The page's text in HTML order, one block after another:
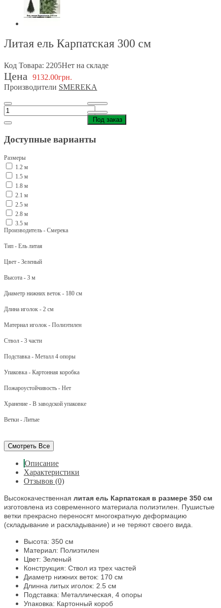
Литая ель Карпатская 300 см
Код Товара: 2205Нет на складе
Цена 9132.00грн.
Производители SMEREKA
Под заказ
Доступные варианты
Размеры
1.2 м
1.5 м
1.8 м
2.1 м
2.5 м
2.8 м
3.5 м
Производитель - Смерека
Тип - Ель литая
Цвет - Зеленый
Высота - 3 м
Диаметр нижних веток - 180 см
Длина иголок - 2 см
Материал иголок - Полиэтилен
Ствол - 3 части
Подставка - Металл 4 опоры
Упаковка - Картонная коробка
Пожароустойчивость - Нет
Хранение - В заводской упаковке
Ветки - Литые
Смотреть Все
Описание
Характеристики
Отзывов (0)
Высококачественная литая ель Карпатская в размере 350 см
изготовлена из современного материала полиэтилен. Пушистые
ветки прекрасно переносят многократную деформацию
(складывание и раскладывание) и не теряют своего вида.
Высота: 350 см
Материал: Полиэтилен
Цвет: Зеленый
Конструкция: Ствол из трех частей
Диаметр нижних веток: 170 см
Длинна литых иголок: 2.5 см
Подставка: Металлическая, 4 опоры
Упаковка: Картонный короб